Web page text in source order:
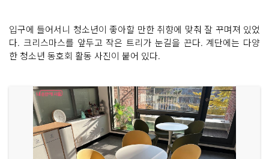
입구에 들어서니 청소년이 좋아할 만한 취향에 맞춰 잘 꾸며져 있었
다. 크리스마스를 앞두고 작은 트리가 눈길을 끈다. 계단에는 다양
한 청소년 동호회 활동 사진이 붙어 있다.